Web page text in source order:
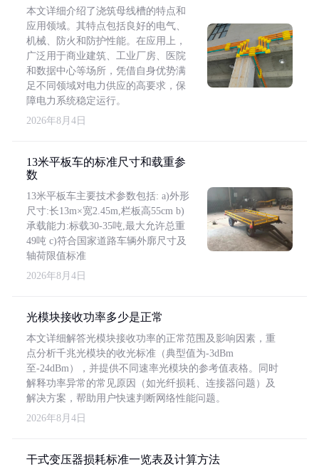
本文详细介绍了浇筑母线槽的特点和
应用领域。其特点包括良好的电气、
机械、防火和防护性能。在应用上，
广泛用于商业建筑、工业厂房、医院
和数据中心等场所，凭借自身优势满
足不同领域对电力供应的高要求，保
障电力系统稳定运行。
2026年8月4日
13米平板车的标准尺寸和载重参
数
13米平板车主要技术参数包括: a)外形
尺寸:长13m×宽2.45m,栏板高55cm b)
承载能力:标载30-35吨,最大允许总重
49吨 c)符合国家道路车辆外廓尺寸及
轴荷限值标准
2026年8月4日
光模块接收功率多少是正常
本文详细解答光模块接收功率的正常范围及影响因素，重
点分析千兆光模块的收光标准（典型值为-3dBm
至-24dBm），并提供不同速率光模块的参考值表格。同时
解释功率异常的常见原因（如光纤损耗、连接器问题）及
解决方案，帮助用户快速判断网络性能问题。
2026年8月4日
干式变压器损耗标准一览表及计算方法